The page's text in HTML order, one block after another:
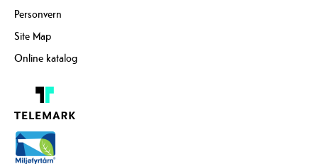
Personvern
Site Map
Online katalog